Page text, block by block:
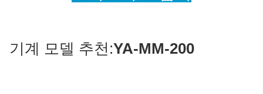
기계 모델 추천:YA-MM-200